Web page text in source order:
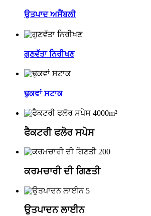
ਉਤਪਾਦ ਅਸੈਂਬਲੀ
ਗੁਣਵੱਤਾ ਨਿਰੀਖਣ
ਢੁਕਵਾਂ ਸਟਾਕ
4000m²
ਫੈਕਟਰੀ ਫਲੋਰ ਸਪੇਸ
200
ਕਰਮਚਾਰੀ ਦੀ ਗਿਣਤੀ
5
ਉਤਪਾਦਨ ਲਾਈਨ